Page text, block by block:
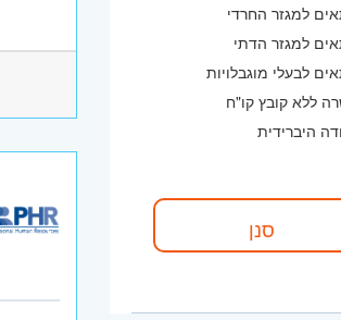
למגזר החרדי
למגזר הדתי
לבעלי מוגבלויות
ללא קובץ קו"ח
היברידית
קוד